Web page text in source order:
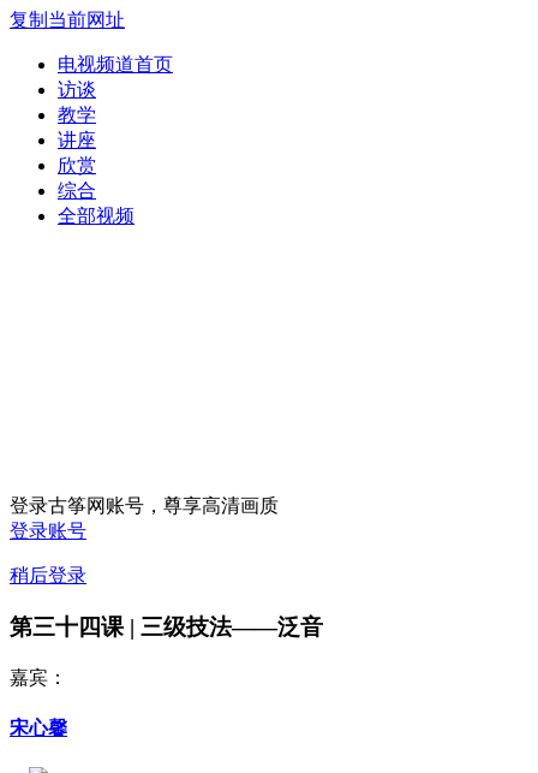
复制当前网址
电视频道首页
访谈
教学
讲座
欣赏
综合
全部视频
登录古筝网账号，尊享高清画质
登录账号
稍后登录
第三十四课 | 三级技法——泛音
嘉宾：
宋心馨